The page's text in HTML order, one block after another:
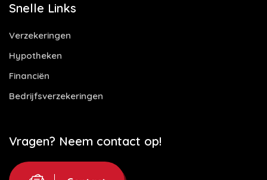
Snelle Links
Verzekeringen
Hypotheken
Financiën
Bedrijfsverzekeringen
Vragen? Neem contact op!